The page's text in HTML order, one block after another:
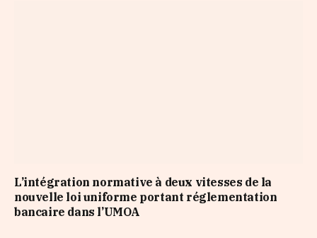
L’intégration normative à deux vitesses de la
nouvelle loi uniforme portant réglementation
bancaire dans l’UMOA